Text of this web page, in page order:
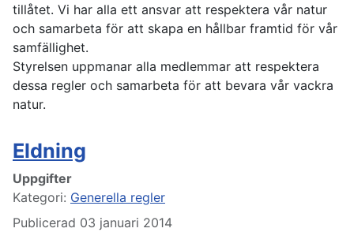
tillåtet. Vi har alla ett ansvar att respektera vår natur
och samarbeta för att skapa en hållbar framtid för vår
samfällighet.
Styrelsen uppmanar alla medlemmar att respektera
dessa regler och samarbeta för att bevara vår vackra
natur.
Eldning
Uppgifter
Kategori: Generella regler
Publicerad 03 januari 2014